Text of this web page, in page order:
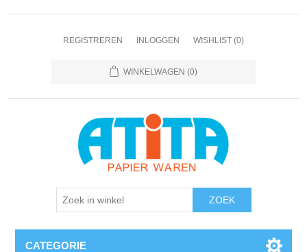
REGISTREREN INLOGGEN WISHLIST (0)
WINKELWAGEN (0)
CATEGORIE